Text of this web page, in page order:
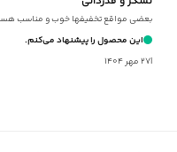
برند:جوتی جینز
مناسب برای: آقايان
زیر گروه:تی شرت
شیوه‌برش
بعضی مواقع تخفیفها خوب و مناسب
این محصول را پیشنهاد می‌کنم.
|۲۷ مهر ۱۴۰۴